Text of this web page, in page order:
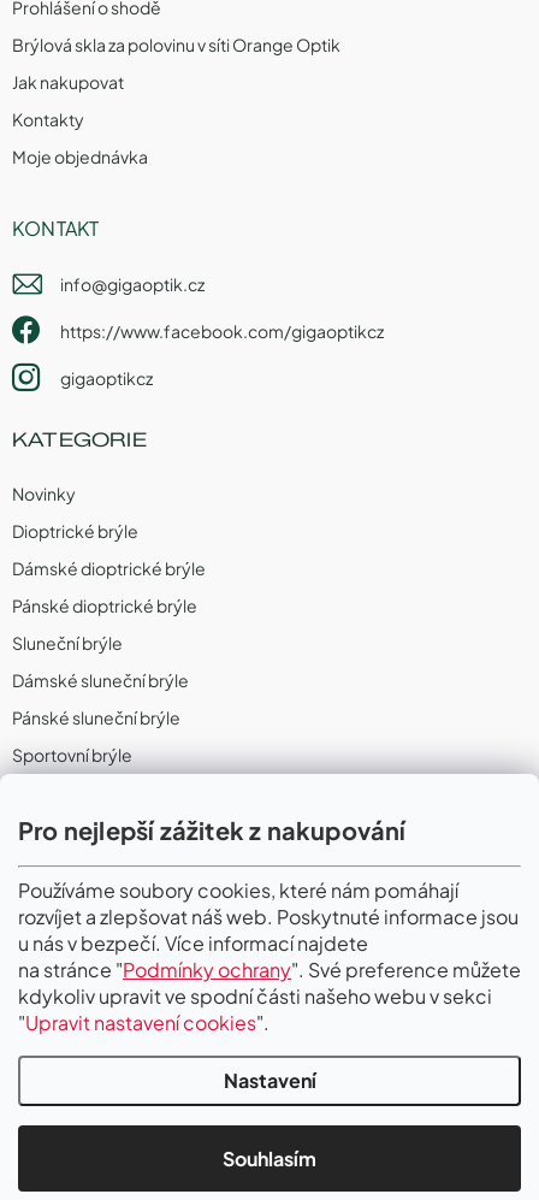
Pro nejlepší zážitek z nakupování
Používáme soubory cookies, které nám pomáhají
rozvíjet a zlepšovat náš web. Poskytnuté informace jsou
u nás v bezpečí. Více informací najdete
na stránce "Podmínky ochrany". Své preference můžete
kdykoliv upravit ve spodní části našeho webu v sekci
"Upravit nastavení cookies".
Nastavení
Souhlasím
Prohlášení o shodě
Brýlová skla za polovinu v síti Orange Optik
Jak nakupovat
Kontakty
Moje objednávka
KONTAKT
info@gigaoptik.cz
https://www.facebook.com/gigaoptikcz
gigaoptikcz
KATEGORIE
Novinky
Dioptrické brýle
Dámské dioptrické brýle
Pánské dioptrické brýle
Sluneční brýle
Dámské sluneční brýle
Pánské sluneční brýle
Sportovní brýle
Sportovní dioptrické brýle
II. Jakost
PŘIJÍMÁME ONLINE PLATBY
Copyright 2026Gigaoptik. Všechna práva vyhrazena.Upravit nastavení
cookies